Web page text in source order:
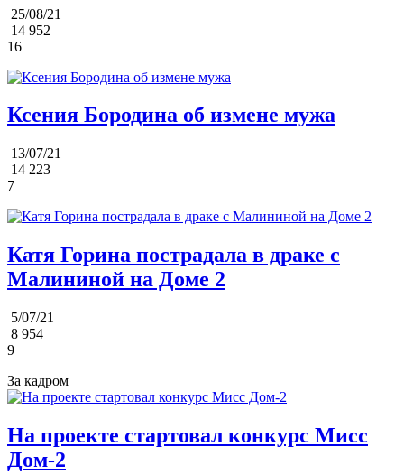
25/08/21
14 952
16
Ксения Бородина об измене мужа
13/07/21
14 223
7
Катя Горина пострадала в драке с
Малининой на Доме 2
5/07/21
8 954
9
За кадром
На проекте стартовал конкурс Мисс
Дом-2